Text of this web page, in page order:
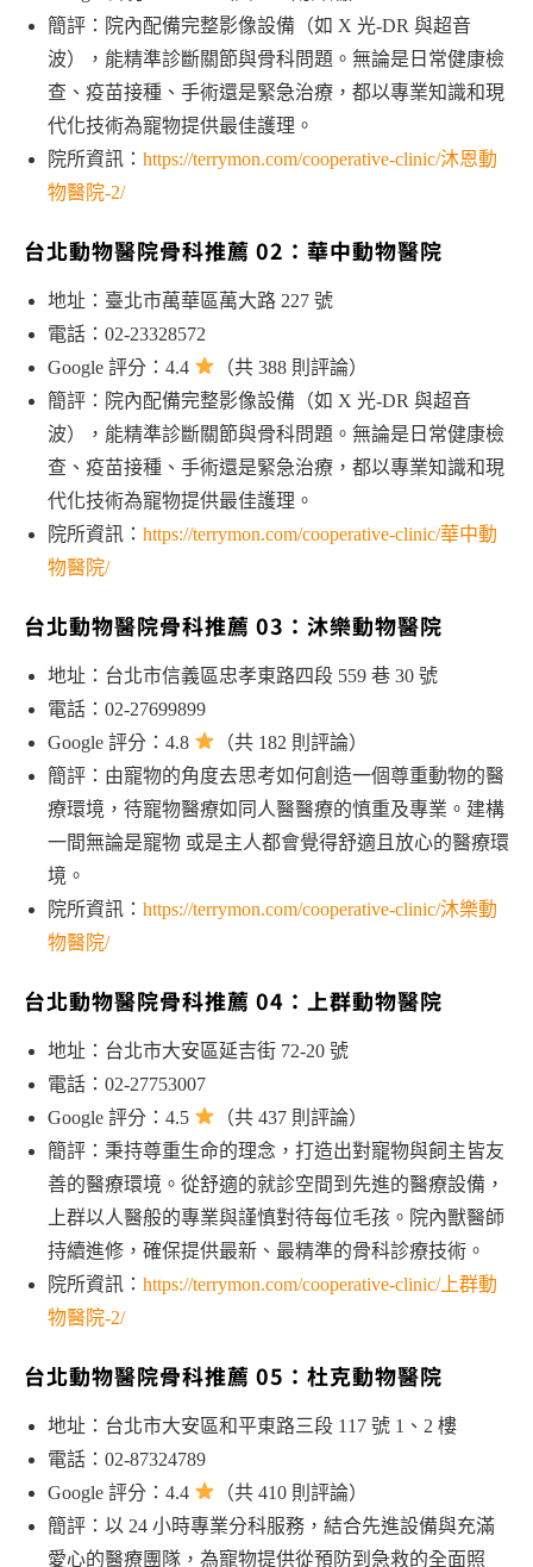
簡評：院內配備完整影像設備（如 X 光-DR 與超音
波），能精準診斷關節與骨科問題。無論是日常健康檢
查、疫苗接種、手術還是緊急治療，都以專業知識和現
代化技術為寵物提供最佳護理。
院所資訊： https://terrymon.com/cooperative-clinic/沐恩動
物醫院-2/
台北動物醫院骨科推薦 02：華中動物醫院
地址：臺北市萬華區萬大路 227 號
電話：02-23328572
Google 評分：4.4
（共 388 則評論）
簡評：院內配備完整影像設備（如 X 光-DR 與超音
波），能精準診斷關節與骨科問題。無論是日常健康檢
查、疫苗接種、手術還是緊急治療，都以專業知識和現
代化技術為寵物提供最佳護理。
院所資訊： https://terrymon.com/cooperative-clinic/華中動
物醫院/
台北動物醫院骨科推薦 03：沐樂動物醫院
地址：台北市信義區忠孝東路四段 559 巷 30 號
電話：02-27699899
Google 評分：4.8
（共 182 則評論）
簡評：由寵物的角度去思考如何創造一個尊重動物的醫
療環境，待寵物醫療如同人醫醫療的慎重及專業。建構
一間無論是寵物 或是主人都會覺得舒適且放心的醫療環
境。
院所資訊： https://terrymon.com/cooperative-clinic/沐樂動
物醫院/
台北動物醫院骨科推薦 04：上群動物醫院
地址：台北市大安區延吉街 72-20 號
電話：02-27753007
Google 評分：4.5
（共 437 則評論）
簡評：秉持尊重生命的理念，打造出對寵物與飼主皆友
善的醫療環境。從舒適的就診空間到先進的醫療設備，
上群以人醫般的專業與謹慎對待每位毛孩。院內獸醫師
持續進修，確保提供最新、最精準的骨科診療技術。
院所資訊： https://terrymon.com/cooperative-clinic/上群動
物醫院-2/
台北動物醫院骨科推薦 05：杜克動物醫院
地址：台北市大安區和平東路三段 117 號 1、2 樓
電話：02-87324789
Google 評分：4.4
（共 410 則評論）
簡評：以 24 小時專業分科服務，結合先進設備與充滿
愛心的醫療團隊，為寵物提供從預防到急救的全面照